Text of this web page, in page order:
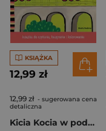
KSIĄŻKA
12,99 zł
12,99 zł - sugerowana cena
detaliczna
Kicia Kocia w podróży. Kolorowanka